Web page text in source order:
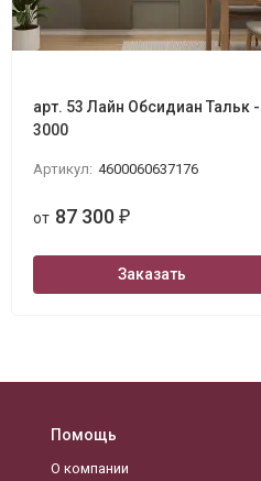
арт. 53 Лайн Обсидиан Тальк -
3000
Артикул: 4600060637176
от 87 300 ₽
Заказать
Помощь
О компании